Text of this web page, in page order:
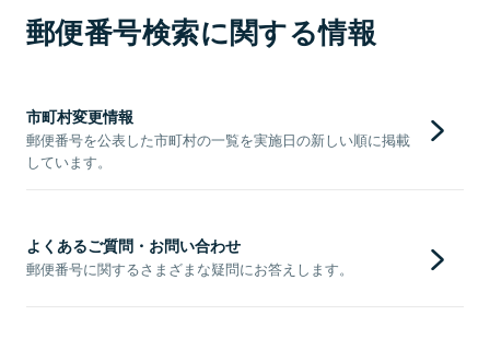
郵便番号検索に関する情報
市町村変更情報
郵便番号を公表した市町村の一覧を実施日の新しい順に掲載
しています。
よくあるご質問・お問い合わせ
郵便番号に関するさまざまな疑問にお答えします。